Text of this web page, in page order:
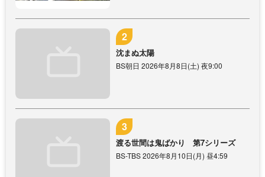
沈まぬ太陽
BS朝日 2026年8月8日(土) 夜9:00
渡る世間は鬼ばかり 第7シリーズ
BS-TBS 2026年8月10日(月) 昼4:59